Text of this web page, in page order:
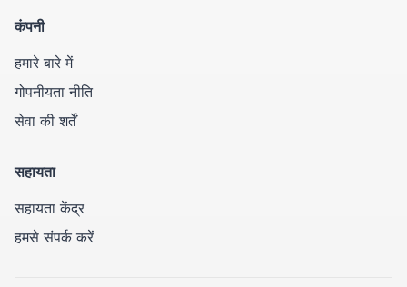
कंपनी
हमारे बारे में
गोपनीयता नीति
सेवा की शर्तें
सहायता
सहायता केंद्र
हमसे संपर्क करें